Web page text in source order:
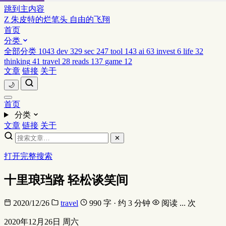
跳到主内容
Z 朱皮特的烂笔头 自由的飞翔
首页
分类
全部分类 1043 dev 329 sec 247 tool 143 ai 63 invest 6 life 32
thinking 41 travel 28 reads 137 game 12
文章 链接 关于
🌙
首页
分类
文章 链接 关于
✕
打开完整搜索
十里琅珰路 轻松谈笑间
2020/12/26 travel 990 字 · 约 3 分钟 阅读 ... 次
2020年12月26日 周六